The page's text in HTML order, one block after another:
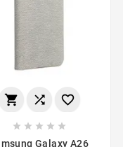
  
    
Galaxy A26